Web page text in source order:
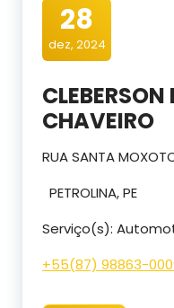
28
dez, 2024
CHAVEIRO
RUA SANTA
PETROLINA, PE
Serviço(s):
+55(87) 98863-